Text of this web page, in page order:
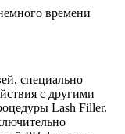
времени
специально
с другими
Lash Filler.